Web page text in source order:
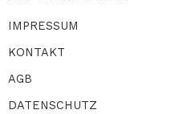
IMPRESSUM
KONTAKT
AGB
DATENSCHUTZ